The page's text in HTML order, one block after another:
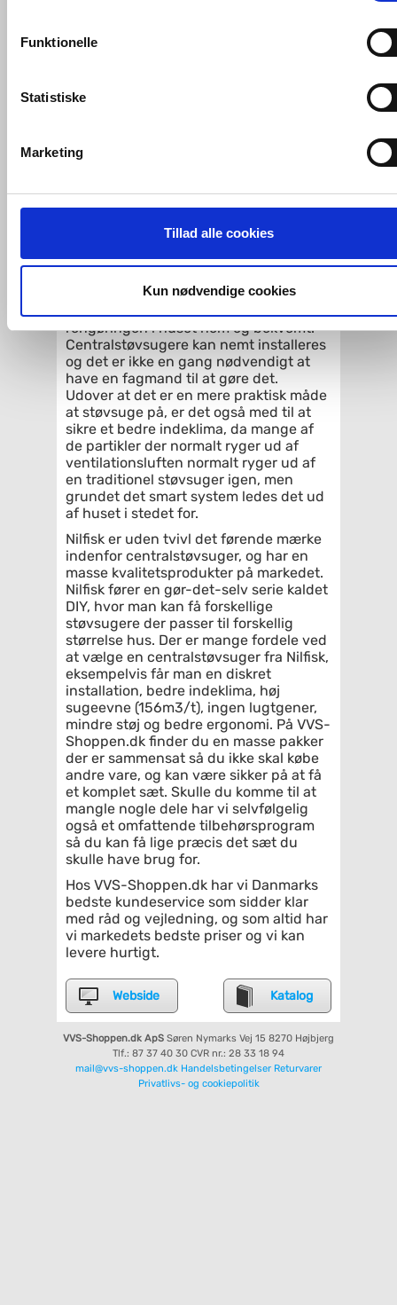
marketingcookies, som vi bruger til at målrette vores
markedsføring med henblik på annonceindhold, som giver
cookies. Ved at klikke 'Vis detaljer' nedenfor kan du se
tredjeparts cookies, som vores hjemmeside benytter.
Hvis du accepterer alle cookies, så giver du samtykke til de
ovenfor nævnte formål med de pågældende cookies. Du har
og fra nedenfor. Til enhver tid er det ligeledes muligt, at
dit samtykke, hvis du måtte ønske det.
Du kan se mere om, hvordan vi behandler dine
personoplysninger, ved at klikke her.
Funktionelle
Statistiske
Marketing
Tillad alle cookies
Kun nødvendige cookies
Tilbehør til Nilfisk
markedet. En centralstøvsuger er en
der går ud til forskellige steder i huset.
Der fra kan man så forbinde en slange,
som man kan bruge til at støvsuge
rundt i huset. Støvet bliver suget
tilbage til den centrale støvsuger og
på andet end slangen.
Centralstøvsugere er med til at gøre
rengøringen i huset nem og bekvemt.
Centralstøvsugere kan nemt installeres
og det er ikke en gang nødvendigt at
have en fagmand til at gøre det.
Udover at det er en mere praktisk måde
at støvsuge på, er det også med til at
sikre et bedre indeklima, da mange af
de partikler der normalt ryger ud af
ventilationsluften normalt ryger ud af
en traditionel støvsuger igen, men
grundet det smart system ledes det ud
af huset i stedet for.
Nilfisk er uden tvivl det førende mærke
indenfor centralstøvsuger, og har en
masse kvalitetsprodukter på markedet.
Nilfisk fører en gør-det-selv serie kaldet
DIY, hvor man kan få forskellige
støvsugere der passer til forskellig
størrelse hus. Der er mange fordele ved
at vælge en centralstøvsuger fra Nilfisk,
eksempelvis får man en diskret
installation, bedre indeklima, høj
sugeevne (156m3/t), ingen lugtgener,
mindre støj og bedre ergonomi. På VVS-
Shoppen.dk finder du en masse pakker
der er sammensat så du ikke skal købe
andre vare, og kan være sikker på at få
et komplet sæt. Skulle du komme til at
mangle nogle dele har vi selvfølgelig
også et omfattende tilbehørsprogram
så du kan få lige præcis det sæt du
skulle have brug for.
Hos VVS-Shoppen.dk har vi Danmarks
bedste kundeservice som sidder klar
med råd og vejledning, og som altid har
vi markedets bedste priser og vi kan
levere hurtigt.
Webside Katalog
VVS-Shoppen.dk ApS Søren Nymarks Vej 15 8270 Højbjerg
Tlf.: 87 37 40 30 CVR nr.: 28 33 18 94
mail@vvs-shoppen.dk Handelsbetingelser Returvarer
Privatlivs- og cookiepolitik